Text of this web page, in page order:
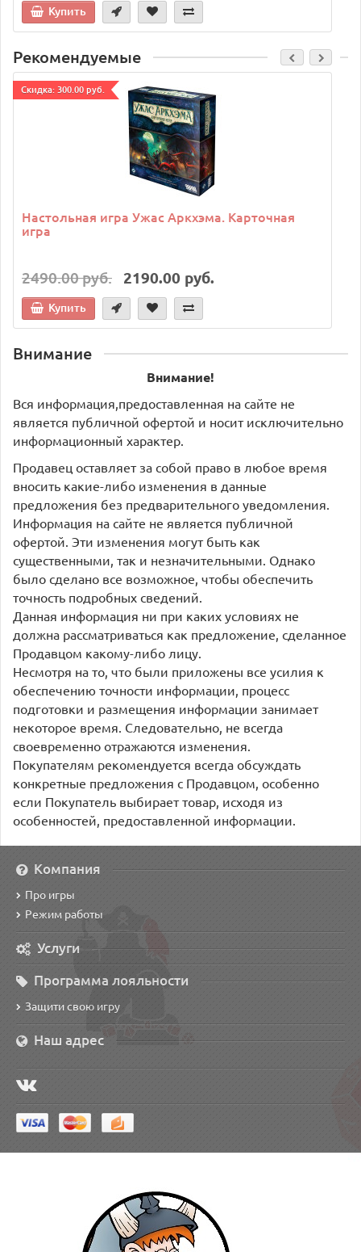
Купить
Рекомендуемые
Cкидка: 300.00 руб.
Настольная игра Ужас Аркхэма. Карточная
игра
2490.00 руб. 2190.00 руб.
Купить
Внимание
Внимание!
Вся информация,предоставленная на сайте не
является публичной офертой и носит исключительно
информационный характер.
Продавец оставляет за собой право в любое время
вносить какие-либо изменения в данные
предложения без предварительного уведомления.
Информация на сайте не является публичной
офертой. Эти изменения могут быть как
существенными, так и незначительными. Однако
было сделано все возможное, чтобы обеспечить
точность подробных сведений.
Данная информация ни при каких условиях не
должна рассматриваться как предложение, сделанное
Продавцом какому-либо лицу.
Несмотря на то, что были приложены все усилия к
обеспечению точности информации, процесс
подготовки и размещения информации занимает
некоторое время. Следовательно, не всегда
своевременно отражаются изменения.
Покупателям рекомендуется всегда обсуждать
конкретные предложения с Продавцом, особенно
если Покупатель выбирает товар, исходя из
особенностей, предоставленной информации.
Компания
Про игры
Режим работы
Услуги
Программа лояльности
Защити свою игру
Наш адрес